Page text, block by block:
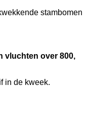
stambomen
vluchten over 800,
in de kweek.